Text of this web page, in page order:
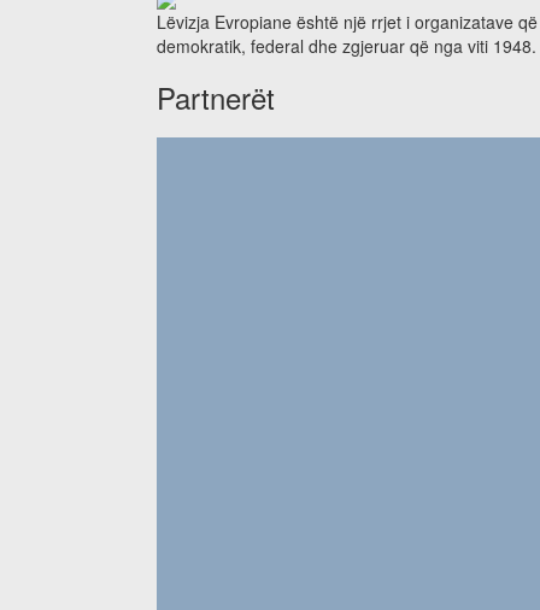
Lëvizja Evropiane është një rrjet i organizatave
demokratik, federal dhe zgjeruar që nga viti 1948.
Partnerët